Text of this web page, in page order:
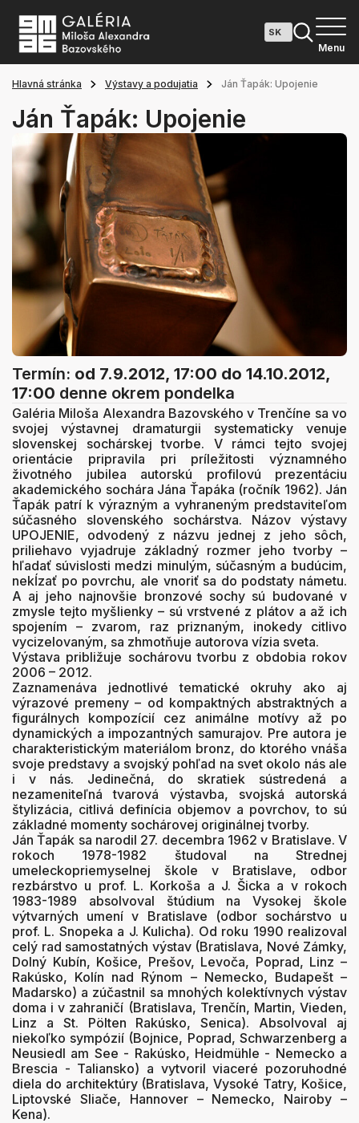
Menu
Hlavná stránka Výstavy a podujatia Ján Ťapák: Upojenie
Ján Ťapák: Upojenie
Termín: od 7.9.2012, 17:00 do 14.10.2012,
17:00 denne okrem pondelka
Galéria Miloša Alexandra Bazovského v Trenčíne sa vo
svojej výstavnej dramaturgii systematicky venuje
slovenskej sochárskej tvorbe. V rámci tejto svojej
orientácie pripravila pri príležitosti významného
životného jubilea autorskú profilovú prezentáciu
akademického sochára Jána Ťapáka (ročník 1962). Ján
Ťapák patrí k výrazným a vyhraneným predstaviteľom
súčasného slovenského sochárstva. Názov výstavy
UPOJENIE, odvodený z názvu jednej z jeho sôch,
priliehavo vyjadruje základný rozmer jeho tvorby –
hľadať súvislosti medzi minulým, súčasným a budúcim,
nekĺzať po povrchu, ale vnoriť sa do podstaty námetu.
A aj jeho najnovšie bronzové sochy sú budované v
zmysle tejto myšlienky – sú vrstvené z plátov a až ich
spojením – zvarom, raz priznaným, inokedy citlivo
vycizelovaným, sa zhmotňuje autorova vízia sveta.
Výstava približuje sochárovu tvorbu z obdobia rokov
2006 – 2012.
Zaznamenáva jednotlivé tematické okruhy ako aj
výrazové premeny – od kompaktných abstraktných a
figurálnych kompozícií cez animálne motívy až po
dynamických a impozantných samurajov. Pre autora je
charakteristickým materiálom bronz, do ktorého vnáša
svoje predstavy a svojský pohľad na svet okolo nás ale
i v nás. Jedinečná, do skratiek sústredená a
nezameniteľná tvarová výstavba, svojská autorská
štylizácia, citlivá definícia objemov a povrchov, to sú
základné momenty sochárovej originálnej tvorby.
Ján Ťapák sa narodil 27. decembra 1962 v Bratislave. V
rokoch 1978-1982 študoval na Strednej
umeleckopriemyselnej škole v Bratislave, odbor
rezbárstvo u prof. L. Korkoša a J. Šicka a v rokoch
1983-1989 absolvoval štúdium na Vysokej škole
výtvarných umení v Bratislave (odbor sochárstvo u
prof. L. Snopeka a J. Kulicha). Od roku 1990 realizoval
celý rad samostatných výstav (Bratislava, Nové Zámky,
Dolný Kubín, Košice, Prešov, Levoča, Poprad, Linz –
Rakúsko, Kolín nad Rýnom – Nemecko, Budapešt –
Madarsko) a zúčastnil sa mnohých kolektívnych výstav
doma i v zahraničí (Bratislava, Trenčín, Martin, Vieden,
Linz a St. Pölten Rakúsko, Senica). Absolvoval aj
niekoľko sympózií (Bojnice, Poprad, Schwarzenberg a
Neusiedl am See - Rakúsko, Heidmühle - Nemecko a
Brescia - Taliansko) a vytvoril viaceré pozoruhodné
diela do architektúry (Bratislava, Vysoké Tatry, Košice,
Liptovské Sliače, Hannover – Nemecko, Nairoby –
Kena).